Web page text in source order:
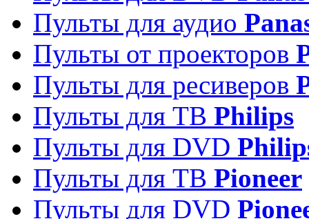
Пульты для аудио
Пульты от проекторов
Пульты для ресиверов
Пульты для ТВ Philips
Пульты для DVD
Пульты для ТВ Pioneer
Пульты для DVD